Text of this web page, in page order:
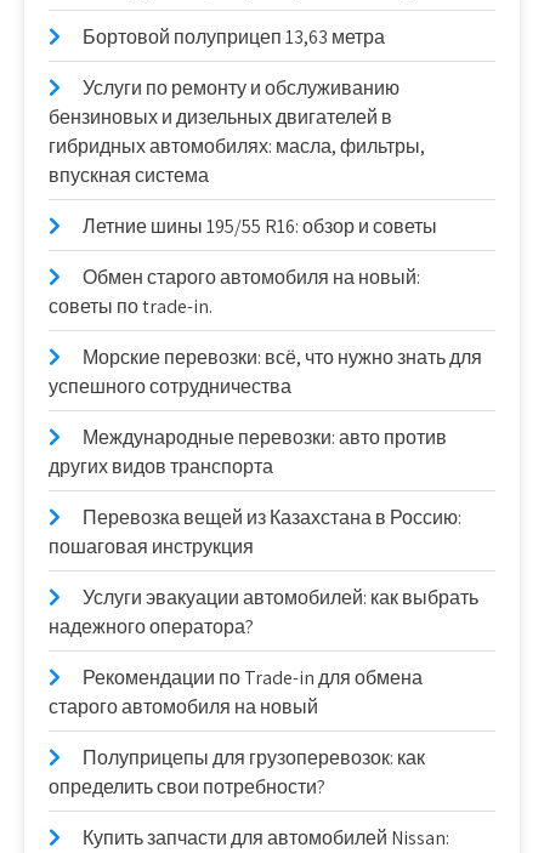
Бортовой полуприцеп 13,63 метра
Услуги по ремонту и обслуживанию
бензиновых и дизельных двигателей в
гибридных автомобилях: масла, фильтры,
впускная система
Летние шины 195/55 R16: обзор и советы
Обмен старого автомобиля на новый:
советы по trade-in.
Морские перевозки: всё, что нужно знать для
успешного сотрудничества
Международные перевозки: авто против
других видов транспорта
Перевозка вещей из Казахстана в Россию:
пошаговая инструкция
Услуги эвакуации автомобилей: как выбрать
надежного оператора?
Рекомендации по Trade-in для обмена
старого автомобиля на новый
Полуприцепы для грузоперевозок: как
определить свои потребности?
Купить запчасти для автомобилей Nissan: